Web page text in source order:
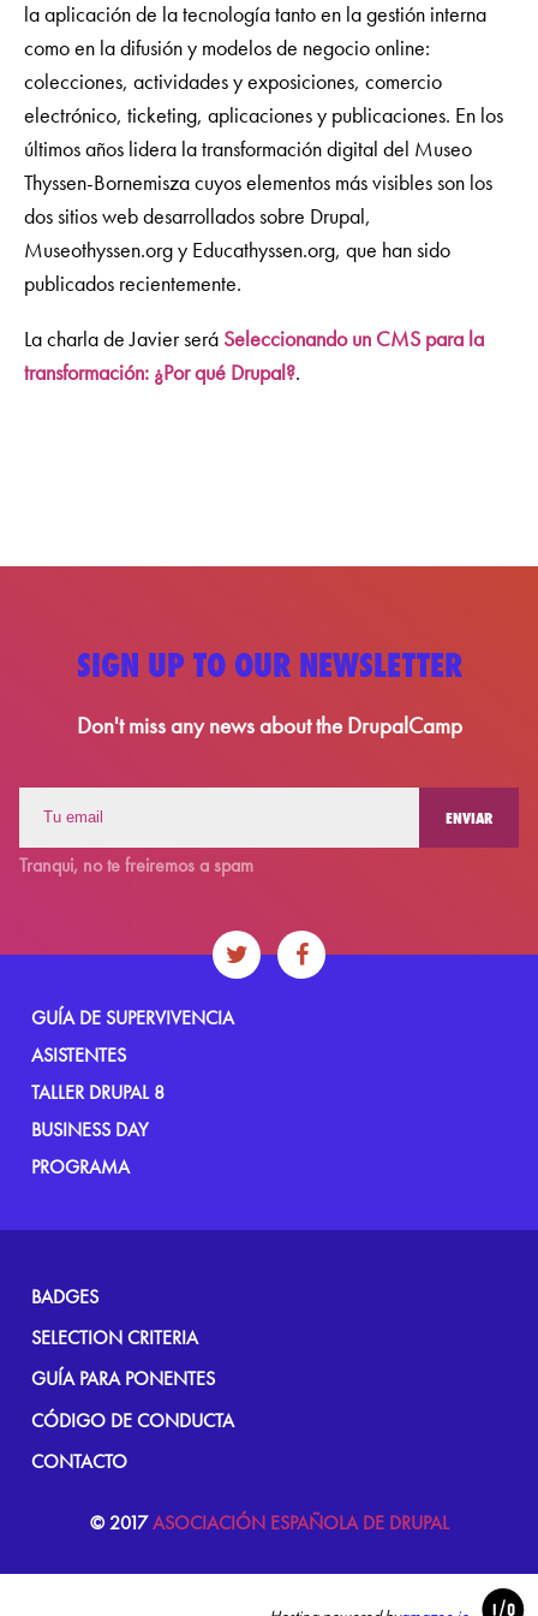
la aplicación de la tecnología tanto en la gestión interna
como en la difusión y modelos de negocio online:
colecciones, actividades y exposiciones, comercio
electrónico, ticketing, aplicaciones y publicaciones. En los
últimos años lidera la transformación digital del Museo
Thyssen-Bornemisza cuyos elementos más visibles son los
dos sitios web desarrollados sobre Drupal,
Museothyssen.org y Educathyssen.org, que han sido
publicados recientemente.
La charla de Javier será Seleccionando un CMS para la
transformación: ¿Por qué Drupal?.
SIGN UP TO OUR NEWSLETTER
Don't miss any news about the DrupalCamp
Tranqui, no te freiremos a spam
GUÍA DE SUPERVIVENCIA
ASISTENTES
TALLER DRUPAL 8
BUSINESS DAY
PROGRAMA
FOOTER
MENU
BADGES
SELECTION CRITERIA
GUÍA PARA PONENTES
CÓDIGO DE CONDUCTA
CONTACTO
© 2017ASOCIACIÓN ESPAÑOLA DE DRUPAL